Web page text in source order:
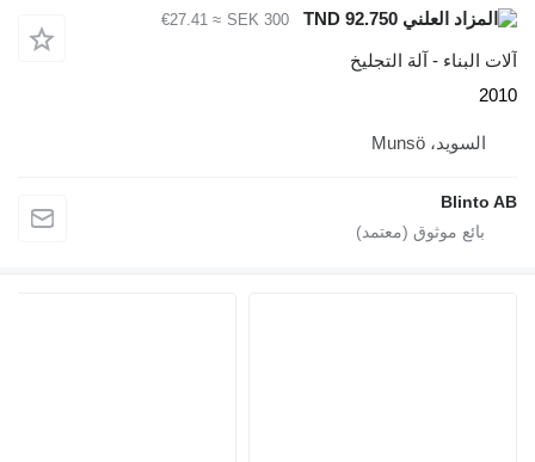
SEK 300
≈ €27.41
آلات البناء - آلة التجليخ
2010
السويد، Munsö
Blinto AB